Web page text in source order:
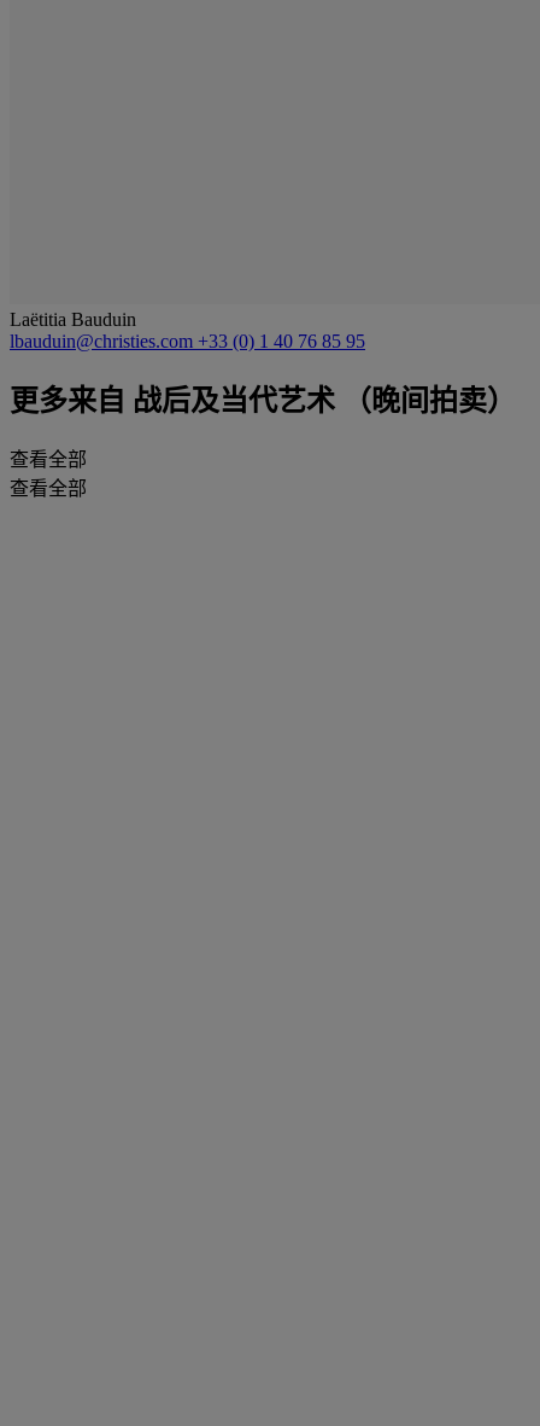
Laëtitia Bauduin
lbauduin@christies.com +33 (0) 1 40 76 85 95
更多来自 战后及当代艺术 （晚间拍卖）
查看全部
查看全部